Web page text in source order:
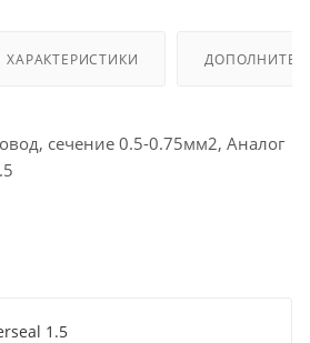
ХАРАКТЕРИСТИКИ
сечение 0.5-0.75мм2, Аналог
1.5